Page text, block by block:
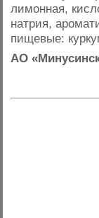
лимонная,
натрия,
пищевые:
АО